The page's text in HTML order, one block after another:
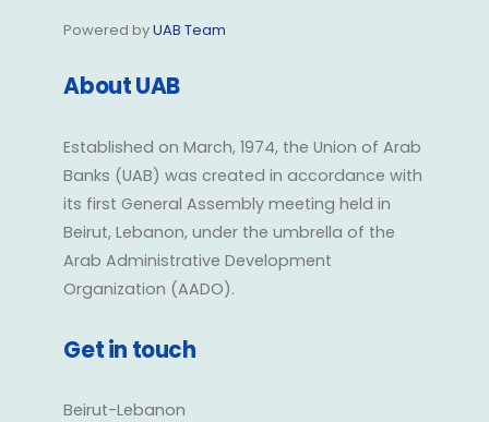
Powered byUAB Team
About UAB
Established on March, 1974, the Union of Arab
Banks (UAB) was created in accordance with
its first General Assembly meeting held in
Beirut, Lebanon, under the umbrella of the
Arab Administrative Development
Organization (AADO).
Get in touch
Beirut-Lebanon